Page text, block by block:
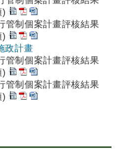
)
管制個案計畫評核結果
)
政計畫
管制個案計畫評核結果
)
管制個案計畫評核結果
)